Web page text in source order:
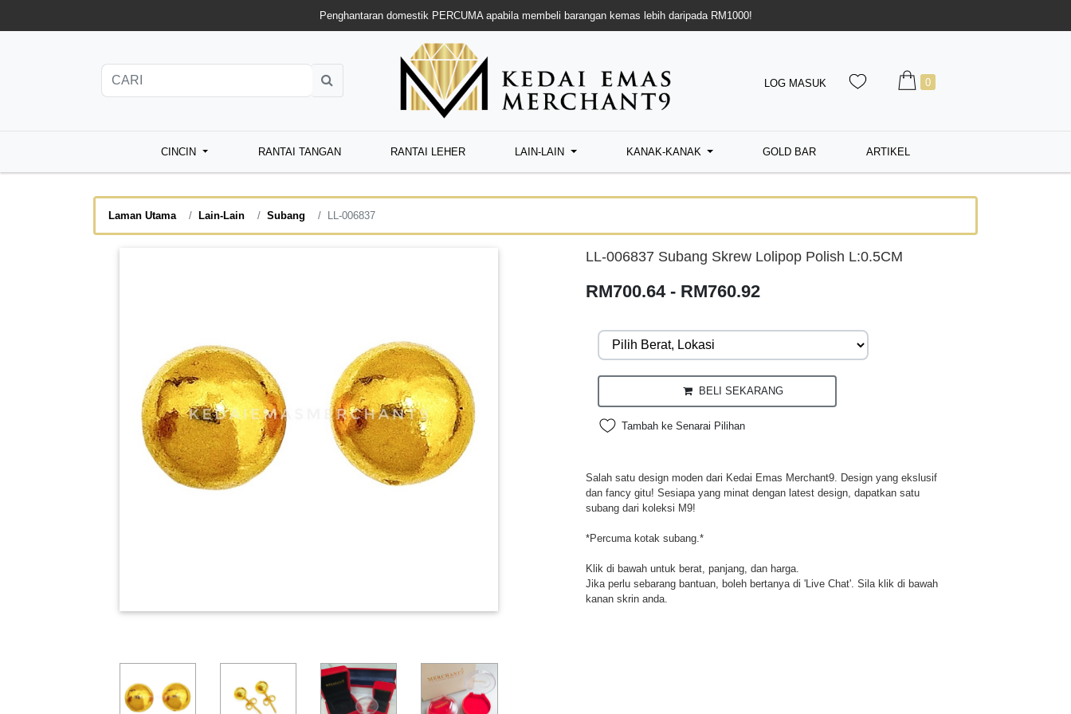
Penghantaran domestik PERCUMA apabila membeli barangan kemas lebih daripada RM1000!
LOG MASUK 0
CINCIN RANTAI TANGAN RANTAI LEHER LAIN-LAIN KANAK-KANAK GOLD BAR ARTIKEL
Laman Utama Lain-Lain Subang LL-006837
LL-006837 Subang Skrew Lolipop Polish L:0.5CM
RM700.64 - RM760.92
BELI SEKARANG
Tambah ke Senarai Pilihan
Salah satu design moden dari Kedai Emas Merchant9. Design yang ekslusif
dan fancy gitu! Sesiapa yang minat dengan latest design, dapatkan satu
subang dari koleksi M9!
*Percuma kotak subang.*
Klik di bawah untuk berat, panjang, dan harga.
Jika perlu sebarang bantuan, boleh bertanya di 'Live Chat'. Sila klik di bawah
kanan skrin anda.